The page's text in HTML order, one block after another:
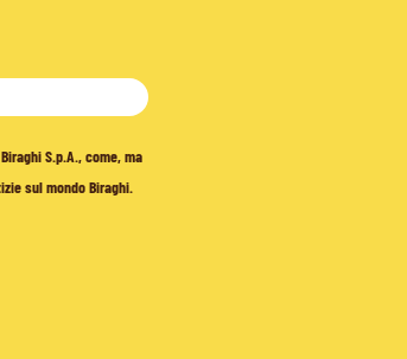
S.p.A., come, ma
sul mondo Biraghi.